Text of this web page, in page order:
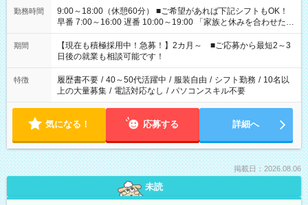
勤務時間
9:00～18:00（休憩60分） ■ご希望があれば下記シフトもOK！
早番 7:00～16:00 遅番 10:00～19:00 「家族と休みを合わせた
い」 「余裕を持って夕飯の準備がしたい」 「できれば残業はし
たくない」 など、ご希望を教えてくださいね。 ※Wワーク希望
の方へ 今ご覧のお仕事で希望する勤務時間と、もう1つのお仕事
の勤務時間。 合計で週40時間を超える場合は応募できません。
期間
【現在も積極採用中！急募！】2カ月～ ■ご応募から最短2～3
日後の就業も相談可能です！
特徴 履歴書不要 / 40～50代活躍中 / 服装自由 / シフト勤務 / 10名以
上の大量募集 / 電話対応なし / パソコンスキル不要
気になる！ 応募する 詳細へ
掲載日：2026.08.06
未読